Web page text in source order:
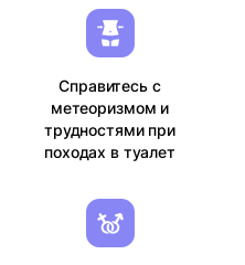
Справитесь с
метеоризмом и
трудностями при
походах в туалет